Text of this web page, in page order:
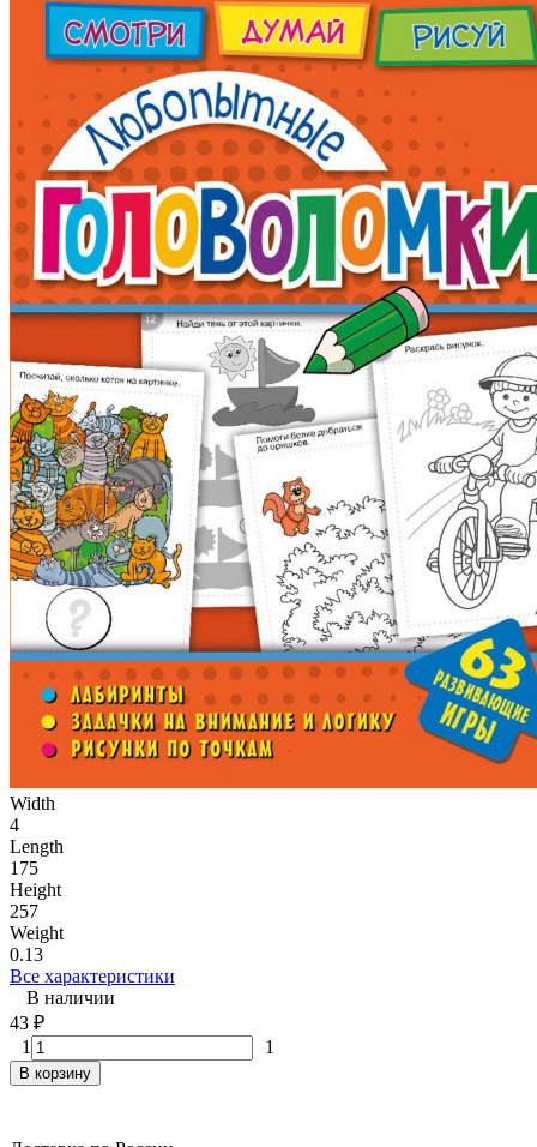
Width
4
Length
175
Height
257
Weight
0.13
Все характеристики
В наличии
43 ₽
1
1
В корзину